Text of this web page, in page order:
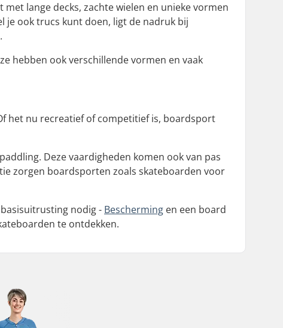
lange decks, zachte wielen en unieke vormen
je ook trucs kunt doen, ligt de nadruk bij
hebben ook verschillende vormen en vaak
het nu recreatief of competitief is, boardsport
Deze vaardigheden komen ook van pas
zorgen boardsporten zoals skateboarden voor
nodig - Bescherming en een board
te ontdekken.